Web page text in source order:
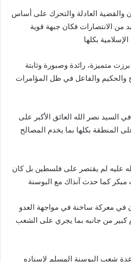
والقضية العادلة والتحرك على أساس
من الانتصارات فكان جبهة قوية
بكلها
متميزة، رائدة وصبورة وثابتة
والحكيم والفاعل في ظل المؤامرات
السيد نصر الله العائق الأكبر على
المنطقة بكلها بما يخدم المصالح
عليه لم يقتصر على فلسطين بل كان
مبكر كما حدث آنذاك مع البوسنة
في معركة ساخنة في مواجهة العدو
كبير من جانبه بما يجري على الشعب
شعب البوسنة المسلم لإسناده